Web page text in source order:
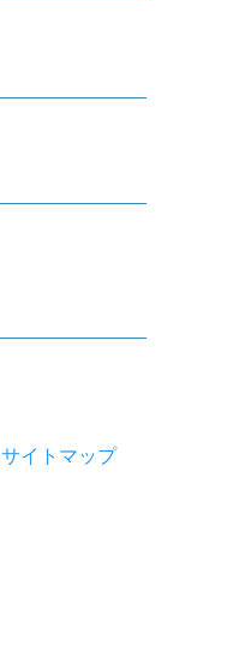
サイトマップ